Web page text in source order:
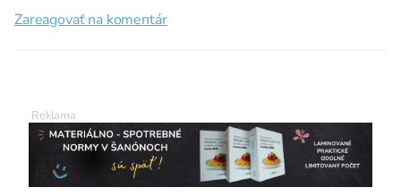
Zareagovať na komentár